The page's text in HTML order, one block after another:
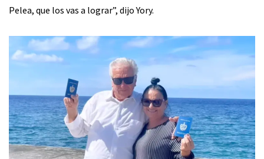
Pelea, que los vas a lograr”, dijo Yory.